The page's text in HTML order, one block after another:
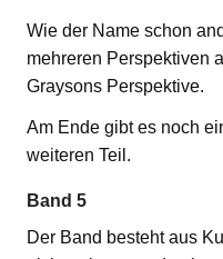
Wie der Name schon
mehreren Perspektiven
Graysons Perspektive.
Am Ende gibt es noch
weiteren Teil.
Band 5
Der Band besteht aus